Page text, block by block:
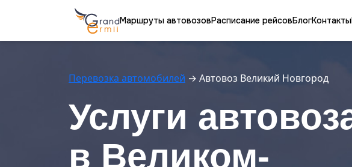
Маршруты автовозовРасписание рейсовБлогКонтакты
Перевозка автомобилей → Автовоз Великий Новгород
Услуги
в Великом-